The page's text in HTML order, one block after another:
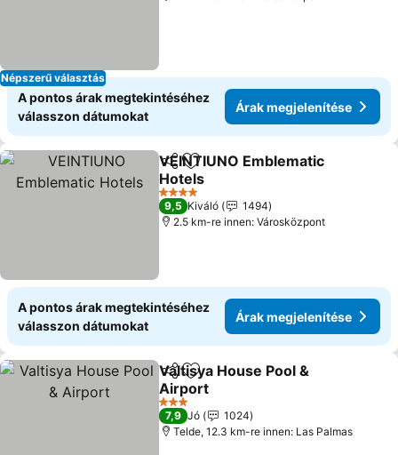
Népszerű választás
A pontos árak megtekintéséhez
válasszon dátumokat
Árak megjelenítése
Megosztás
Hozzáadás a kedvencekhez
VEINTIUNO Emblematic
Hotels
4 Kategória
9,5 Kiváló
1494
2.5 km-re innen: Városközpont
A pontos árak megtekintéséhez
válasszon dátumokat
Árak megjelenítése
Megosztás
Hozzáadás a kedvencekhez
Valtisya House Pool &
Airport
3 Kategória
7,9 Jó
1024
Telde, 12.3 km-re innen: Las Palmas